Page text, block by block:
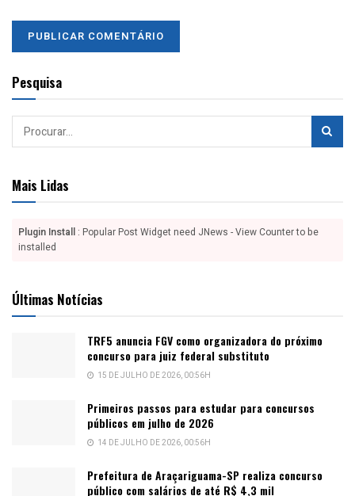
Pesquisa
Mais Lidas
Plugin Install : Popular Post Widget need JNews - View Counter to be
installed
Últimas Notícias
TRF5 anuncia FGV como organizadora do próximo
concurso para juiz federal substituto
15 DE JULHO DE 2026, 00:56H
Primeiros passos para estudar para concursos
públicos em julho de 2026
14 DE JULHO DE 2026, 00:56H
Prefeitura de Araçariguama-SP realiza concurso
público com salários de até R$ 4,3 mil